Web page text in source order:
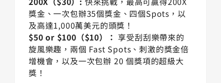
獎金、一次包辦35個獎金、四個Spots，以
及高達1,000萬美元的頭獎！
$50 or $100（$10）：享受刮刮樂帶來的
旋風樂趣，兩個 Fast Spots、刺激的獎金倍
增機會，以及一次包辦 20 個獎項的超級大
獎！